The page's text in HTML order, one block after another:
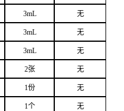
3mL 无
3mL 无
3mL 无
2张 无
1份 无
1个 无